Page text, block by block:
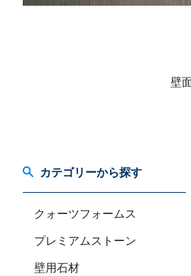
壁
カテゴリーから探す
クォーツフォームス
プレミアムストーン
壁用石材